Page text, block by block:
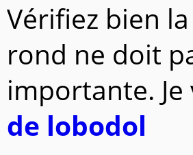
Vérifiez bien
rond ne doit
importante.
de lobodol